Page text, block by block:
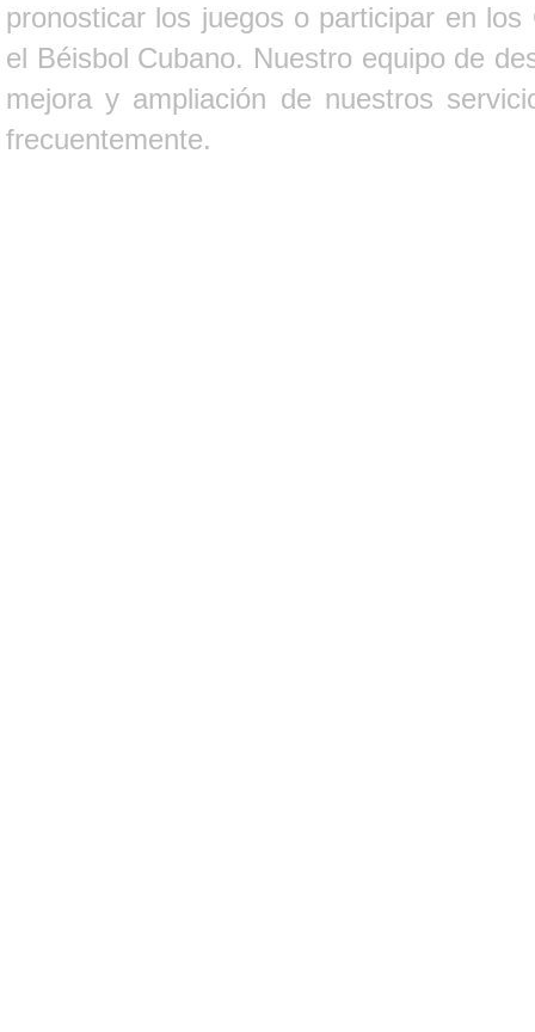
pronosticar los juegos o participar en
el Béisbol Cubano. Nuestro equipo de
mejora y ampliación de nuestros
frecuentemente.